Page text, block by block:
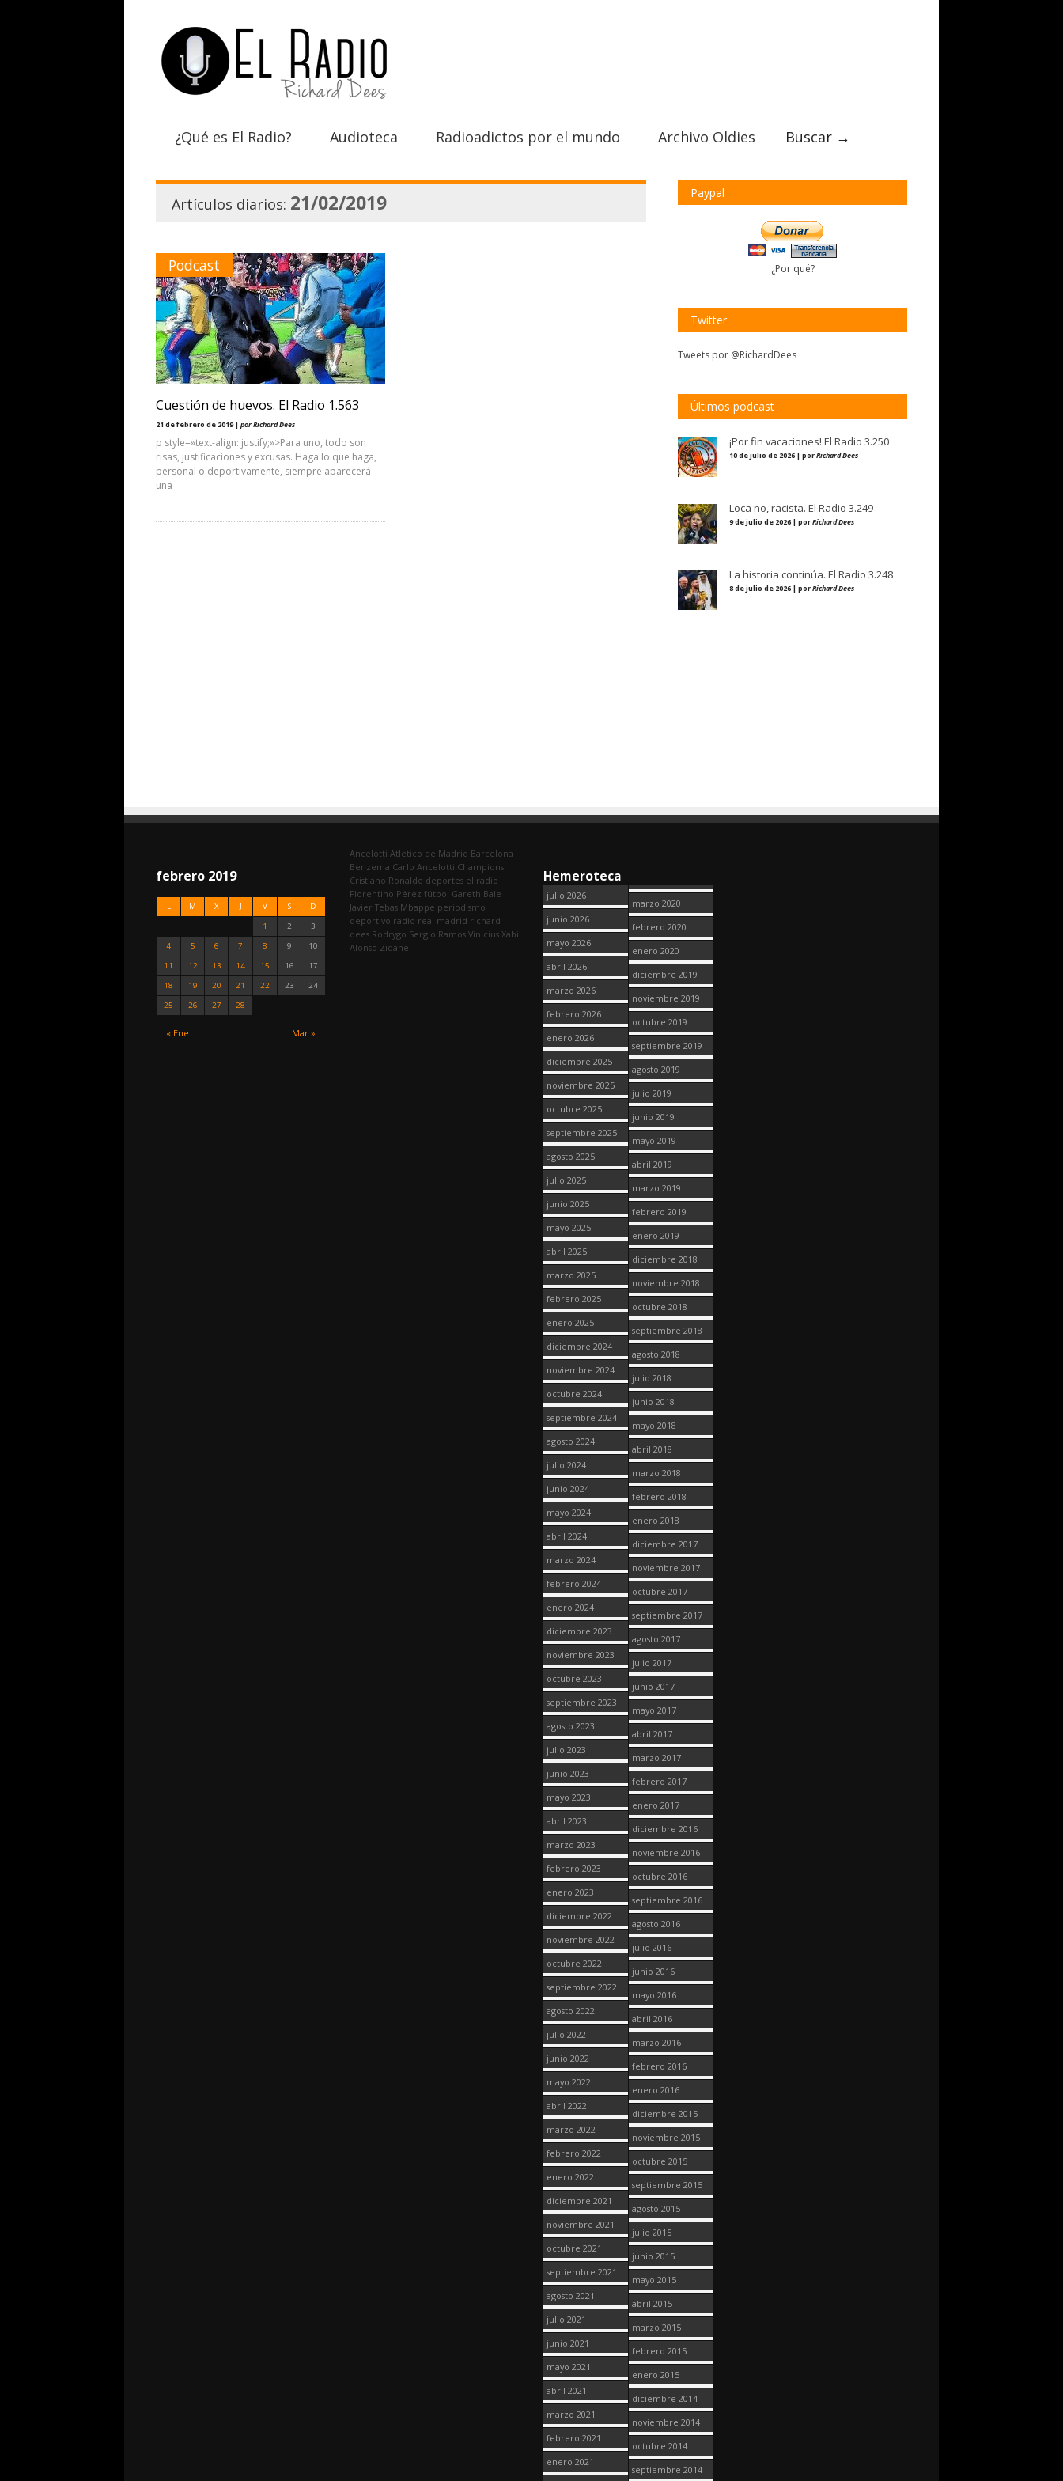
¿Qué es El Radio? Audioteca Radioadictos por el mundo Archivo Oldies Buscar →
Artículos diarios: 21/02/2019
Podcast
Cuestión de huevos. El Radio 1.563
21 de febrero de 2019 | por Richard Dees
p style=»text-align: justify;»>Para uno, todo son
risas, justificaciones y excusas. Haga lo que haga,
personal o deportivamente, siempre aparecerá
una
Paypal
¿Por qué?
Twitter
Tweets por @RichardDees
Últimos podcast
¡Por fin vacaciones! El Radio 3.250
10 de julio de 2026 | porRichard Dees
Loca no, racista. El Radio 3.249
9 de julio de 2026 | porRichard Dees
La historia continúa. El Radio 3.248
8 de julio de 2026 | porRichard Dees
febrero 2019
L M X J V S D
« Ene Mar »
1 2
3
4
5 6 7 8 9
10
11
12 13 14 15 16
17
18
19 20 21 22 23
24
25
26 27 28
Ancelotti Atletico de Madrid Barcelona
Benzema Carlo Ancelotti Champions
Cristiano Ronaldo deportes el radio
Florentino Pérez fútbol Gareth Bale
Javier Tebas Mbappe periodismo
deportivo radio real madrid richard
dees Rodrygo Sergio Ramos Vinicius Xabi
Alonso Zidane
Hemeroteca
julio 2026
junio 2026
mayo 2026
abril 2026
marzo 2026
febrero 2026
enero 2026
diciembre 2025
noviembre 2025
octubre 2025
septiembre 2025
agosto 2025
julio 2025
junio 2025
mayo 2025
abril 2025
marzo 2025
febrero 2025
enero 2025
diciembre 2024
noviembre 2024
octubre 2024
septiembre 2024
agosto 2024
julio 2024
junio 2024
mayo 2024
abril 2024
marzo 2024
febrero 2024
enero 2024
diciembre 2023
noviembre 2023
octubre 2023
septiembre 2023
agosto 2023
julio 2023
junio 2023
mayo 2023
abril 2023
marzo 2023
febrero 2023
enero 2023
diciembre 2022
noviembre 2022
octubre 2022
septiembre 2022
agosto 2022
julio 2022
junio 2022
mayo 2022
abril 2022
marzo 2022
febrero 2022
enero 2022
diciembre 2021
noviembre 2021
octubre 2021
septiembre 2021
agosto 2021
julio 2021
junio 2021
mayo 2021
abril 2021
marzo 2021
febrero 2021
enero 2021
marzo 2020
febrero 2020
enero 2020
diciembre 2019
noviembre 2019
octubre 2019
septiembre 2019
agosto 2019
julio 2019
junio 2019
mayo 2019
abril 2019
marzo 2019
febrero 2019
enero 2019
diciembre 2018
noviembre 2018
octubre 2018
septiembre 2018
agosto 2018
julio 2018
junio 2018
mayo 2018
abril 2018
marzo 2018
febrero 2018
enero 2018
diciembre 2017
noviembre 2017
octubre 2017
septiembre 2017
agosto 2017
julio 2017
junio 2017
mayo 2017
abril 2017
marzo 2017
febrero 2017
enero 2017
diciembre 2016
noviembre 2016
octubre 2016
septiembre 2016
agosto 2016
julio 2016
junio 2016
mayo 2016
abril 2016
marzo 2016
febrero 2016
enero 2016
diciembre 2015
noviembre 2015
octubre 2015
septiembre 2015
agosto 2015
julio 2015
junio 2015
mayo 2015
abril 2015
marzo 2015
febrero 2015
enero 2015
diciembre 2014
noviembre 2014
octubre 2014
septiembre 2014